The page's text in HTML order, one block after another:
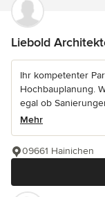
Liebold
Ihr kompetenter
Hochbauplanung.
egal ob
Mehr
09661 Hainichen